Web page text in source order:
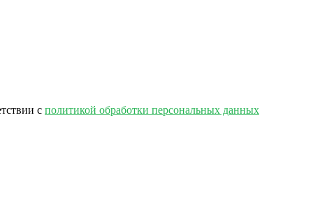
с политикой обработки персональных данных